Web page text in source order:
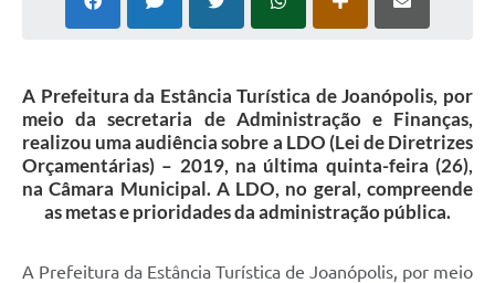
A Prefeitura da Estância Turística de Joanópolis, por
meio da secretaria de Administração e Finanças,
realizou uma audiência sobre a LDO (Lei de Diretrizes
Orçamentárias) – 2019, na última quinta-feira (26),
na Câmara Municipal. A LDO, no geral, compreende
as metas e prioridades da administração pública.
A Prefeitura da Estância Turística de Joanópolis, por meio